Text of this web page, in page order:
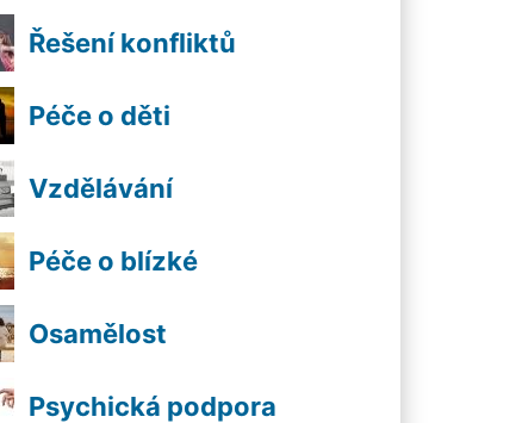
Řešení konfliktů
Péče o děti
Vzdělávání
Péče o blízké
Osamělost
Psychická podpora